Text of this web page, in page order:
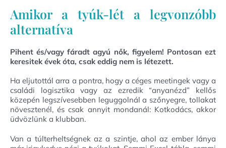
Amikor a tyúk-lét a legvonzóbb
alternatíva
Pihent és/vagy fáradt agyú nők, figyelem! Pontosan ezt
keresitek évek óta, csak eddig nem is létezett.
Ha eljutottál arra a pontra, hogy a céges meetingek vagy a
családi logisztika vagy az ezredik “anyanézd” kellős
közepén legszívesebben leguggolnál a szőnyegre, tollakat
növesztenél, és csak annyit mondanál: Kotkodács, akkor
üdvözlünk a klubban.
Van a túlterheltségnek az a szintje, ahol az ember lánya